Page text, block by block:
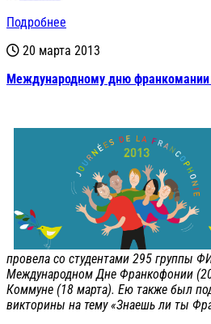
Подробнее
20 марта 2013
Международному дню франкомании
провела со студентами 295 группы
Международном Дне Франкофонии
Коммуне (18 марта). Ею также был
викторины на тему «Знаешь ли ты